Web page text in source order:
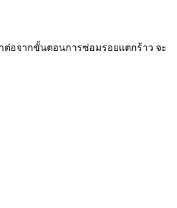
อจากขั้นตอนการซ่อมรอยเเตกร้าว จะ